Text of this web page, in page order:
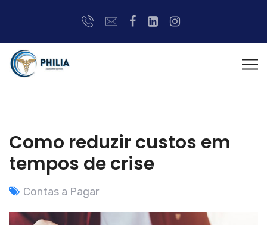
Como reduzir custos em
tempos de crise
Contas a Pagar